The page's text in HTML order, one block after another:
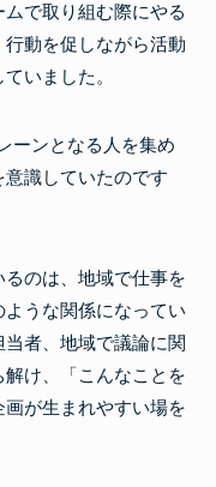
で取り組む際にやる
動を促しながら活動
いました。
ーンとなる人を集め
識していたのです
のは、地域で仕事を
うな関係になってい
者、地域で議論に関
け、「こんなことを
が生まれやすい場を